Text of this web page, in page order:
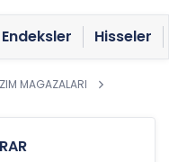
Endeksler Hisseler
MAGAZALARI